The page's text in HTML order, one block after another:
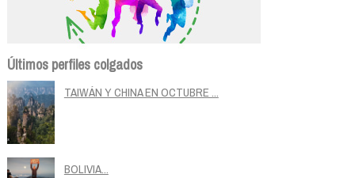
Últimos perfiles colgados
TAIWÁN Y CHINA EN OCTUBRE ...
BOLIVIA...